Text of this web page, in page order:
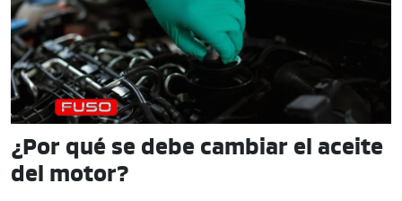
¿Por qué se debe cambiar el aceite
del motor?